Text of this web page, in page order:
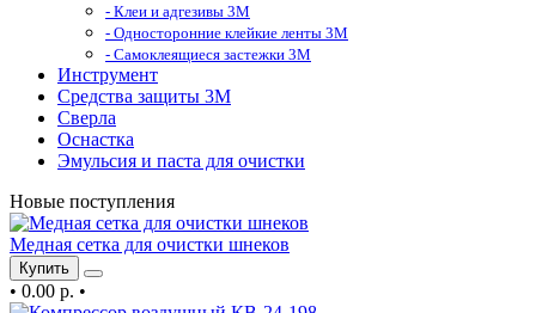
- Клеи и адгезивы 3М
- Односторонние клейкие ленты 3М
- Самоклеящиеся застежки 3М
Инструмент
Средства защиты 3М
Сверла
Оснастка
Эмульсия и паста для очистки
Новые поступления
Медная сетка для очистки шнеков
Купить
• 0.00 р. •